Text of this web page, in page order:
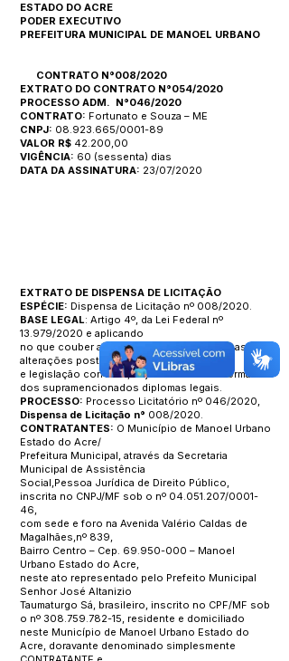
ESTADO DO ACRE
PODER EXECUTIVO
PREFEITURA MUNICIPAL DE MANOEL URBANO
CONTRATO N°008/2020
EXTRATO DO CONTRATO N°054/2020
PROCESSO ADM. N°046/2020
CONTRATO: Fortunato e Souza – ME
CNPJ: 08.923.665/0001-89
VALOR R$ 42.200,00
VIGÊNCIA: 60 (sessenta) dias
DATA DA ASSINATURA: 23/07/2020
EXTRATO DE DISPENSA DE LICITAÇÃO
ESPÉCIE: Dispensa de Licitação nº 008/2020.
BASE LEGAL: Artigo 4º, da Lei Federal nº
13.979/2020 e aplicando
no que couber a Lei Federal 8.666/93 e suas
alterações posteriores
e legislação correlata, sujeitando-se às normas
dos supramencionados diplomas legais.
PROCESSO: Processo Licitatório nº 046/2020,
Dispensa de Licitação n° 008/2020.
CONTRATANTES: O Município de Manoel Urbano
Estado do Acre/
Prefeitura Municipal, através da Secretaria
Municipal de Assistência
Social,Pessoa Jurídica de Direito Público,
inscrita no CNPJ/MF sob o nº 04.051.207/0001-
46,
com sede e foro na Avenida Valério Caldas de
Magalhães,nº 839,
Bairro Centro – Cep. 69.950-000 – Manoel
Urbano Estado do Acre,
neste ato representado pelo Prefeito Municipal
Senhor José Altanizio
Taumaturgo Sá, brasileiro, inscrito no CPF/MF sob
o nº 308.759.782-15, residente e domiciliado
neste Município de Manoel Urbano Estado do
Acre, doravante denominado simplesmente